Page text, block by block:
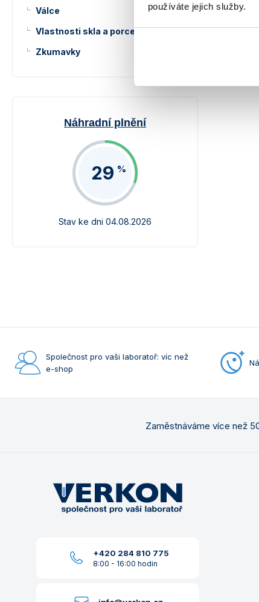
používáte jejich služby.
Válce
Vlastnosti skla a porcelánu
Zkumavky
Náhradní plnění
29 %
Stav ke dni 04.08.2026
Společnost pro vaši laboratoř: víc než
e-shop
Zaměstnáváme více než
+420 284 810 775
8:00 - 16:00 hodin